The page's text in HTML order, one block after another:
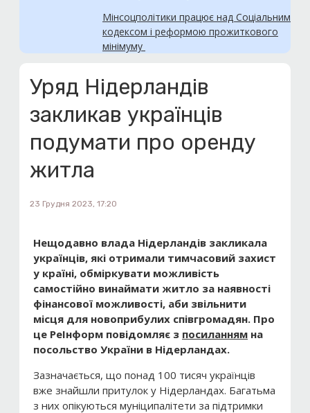
Мінсоцполітики працює над Соціальним
кодексом і реформою прожиткового
мінімуму
Уряд Нідерландів
закликав українців
подумати про оренду
житла
23 Грудня 2023, 17:20
Нещодавно влада Нідерландів закликала
українців, які отримали тимчасовий захист
у країні, обміркувати можливість
самостійно винаймати житло за наявності
фінансової можливості, аби звільнити
місця для новоприбулих співгромадян. Про
це РеІнформ повідомляє з посиланням на
посольство України в Нідерландах.
Зазначається, що понад 100 тисяч українців
вже знайшли притулок у Нідерландах. Багатьма
з них опікуються муніципалітети за підтримки